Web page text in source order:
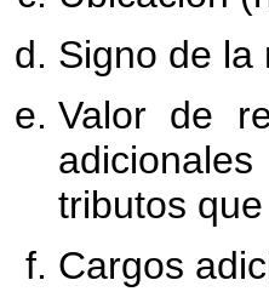
Signo de la
Valor de
tributos
Cargos